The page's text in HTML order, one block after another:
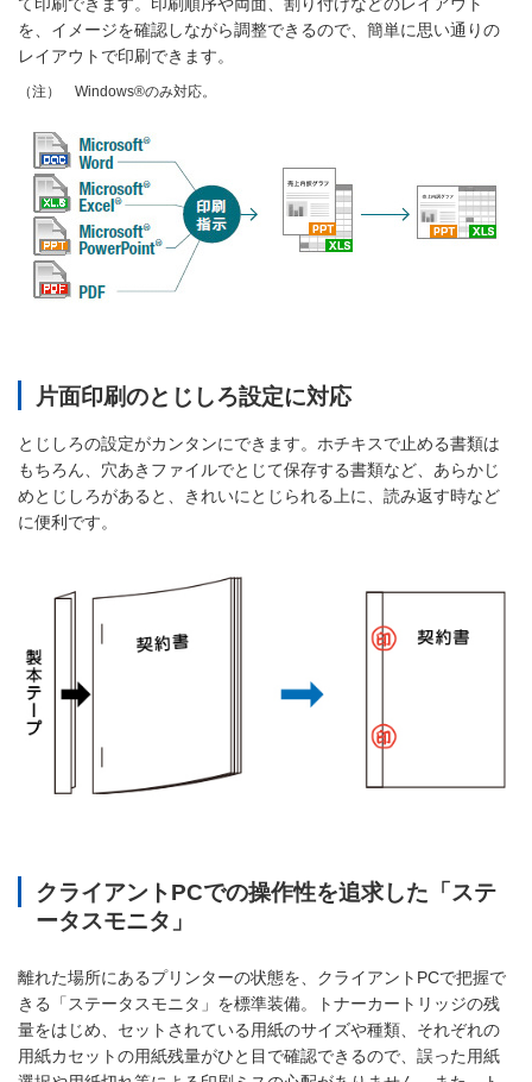
を、イメージを確認しながら調整できるので、簡単に思い通りの
レイアウトで印刷できます。
（注） Windows®のみ対応。
片面印刷のとじしろ設定に対応
とじしろの設定がカンタンにできます。ホチキスで止める書類は
もちろん、穴あきファイルでとじて保存する書類など、あらかじ
めとじしろがあると、きれいにとじられる上に、読み返す時など
に便利です。
クライアントPCでの操作性を追求した「ステ
ータスモニタ」
離れた場所にあるプリンターの状態を、クライアントPCで把握で
きる「ステータスモニタ」を標準装備。トナーカートリッジの残
量をはじめ、セットされている用紙のサイズや種類、それぞれの
用紙カセットの用紙残量がひと目で確認できるので、誤った用紙